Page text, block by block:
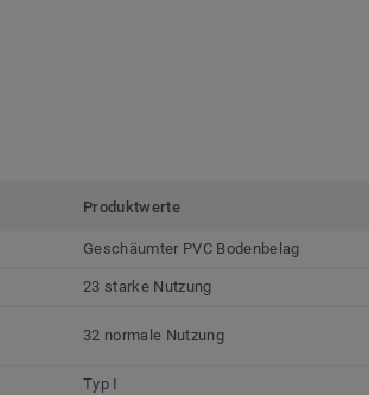
Produktwerte
Geschäumter PVC Bodenbelag
23 starke Nutzung
32 normale Nutzung
Typ I